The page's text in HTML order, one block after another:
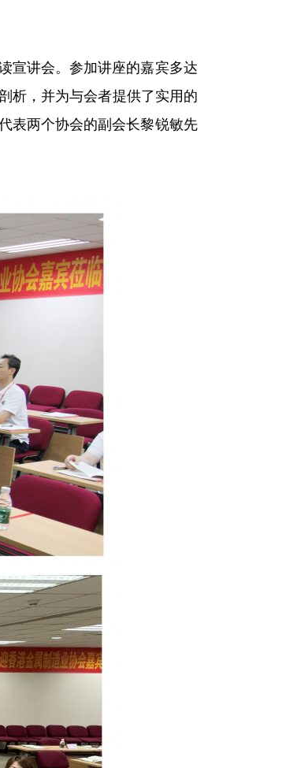
宣讲会。参加讲座的嘉宾多达
析，并为与会者提供了实用的
表两个协会的副会长黎锐敏先